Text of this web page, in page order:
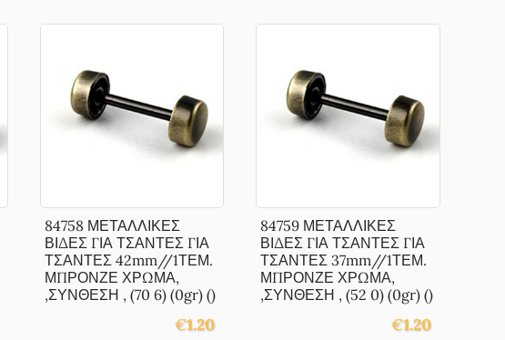
84758 ΜΕΤΑΛΛΙΚΕΣ
ΒΙΔΕΣ ΓΙΑ ΤΣΑΝΤΕΣ ΓΙΑ
ΤΣΑΝΤΕΣ 42mm//1ΤΕΜ.
ΜΠΡΟΝΖΕ ΧΡΩΜΑ,
,ΣΥΝΘΕΣΗ , (70 6) (0gr) ()
€1.20
84759 ΜΕΤΑΛΛΙΚΕΣ
ΒΙΔΕΣ ΓΙΑ ΤΣΑΝΤΕΣ ΓΙΑ
ΤΣΑΝΤΕΣ 37mm//1ΤΕΜ.
ΜΠΡΟΝΖΕ ΧΡΩΜΑ,
,ΣΥΝΘΕΣΗ , (52 0) (0gr) ()
€1.20